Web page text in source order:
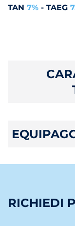
TAN 7% - TAEG
RICHIEDI